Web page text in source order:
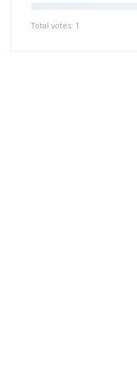
Total votes: 1